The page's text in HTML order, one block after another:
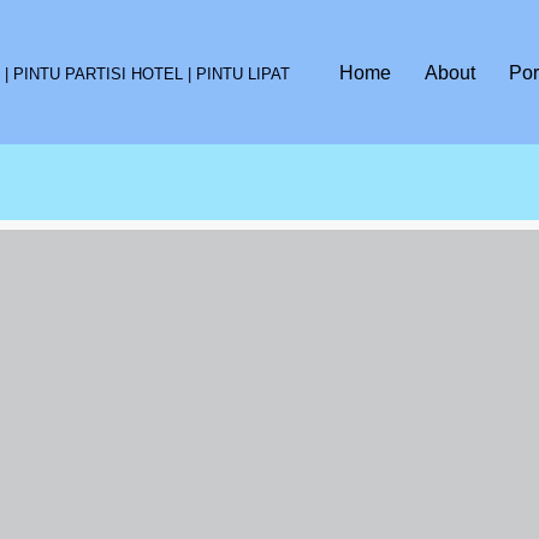
PINTU PARTISI HOTEL | PINTU LIPAT Home About